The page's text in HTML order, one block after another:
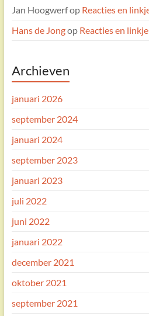
Jan Hoogwerfop Reacties en
Hans de Jongop Reacties en
Archieven
januari 2026
september 2024
januari 2024
september 2023
januari 2023
juli 2022
juni 2022
januari 2022
december 2021
oktober 2021
september 2021